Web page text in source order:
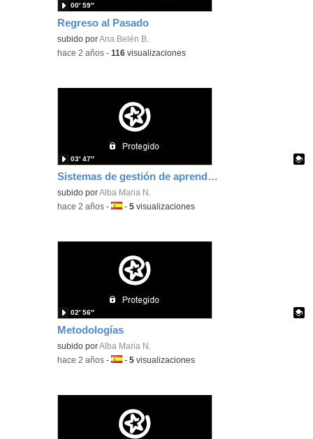
Regreso al Pasado
subido porAna Belén B.
00′ 59″
-hace 2 años -116 visualizaciones
Sistemas de gestión de aprendizaje
Contenido educativo.
subido porAlba Maria N.
03′ 47″
-hace 2 años -Idioma:
-5 visualizaciones
Metodologías
Contenido educativo.
subido porAlba Maria N.
02′ 56″
-hace 2 años -Idioma:
-5 visualizaciones